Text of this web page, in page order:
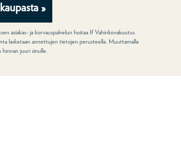
»
asiakas- ja korvauspalvelun hoitaa If Vahinkovakuutus
lasketaan annettujen tietojen perusteella. Muuttamalla
hinnan juuri sinulle.